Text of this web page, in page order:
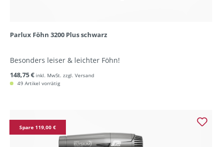
Parlux Föhn 3200 Plus schwarz
Besonders leiser & leichter Föhn!
148,75 € inkl. MwSt. zzgl. Versand
49 Artikel vorrätig
Spare 119,00 €